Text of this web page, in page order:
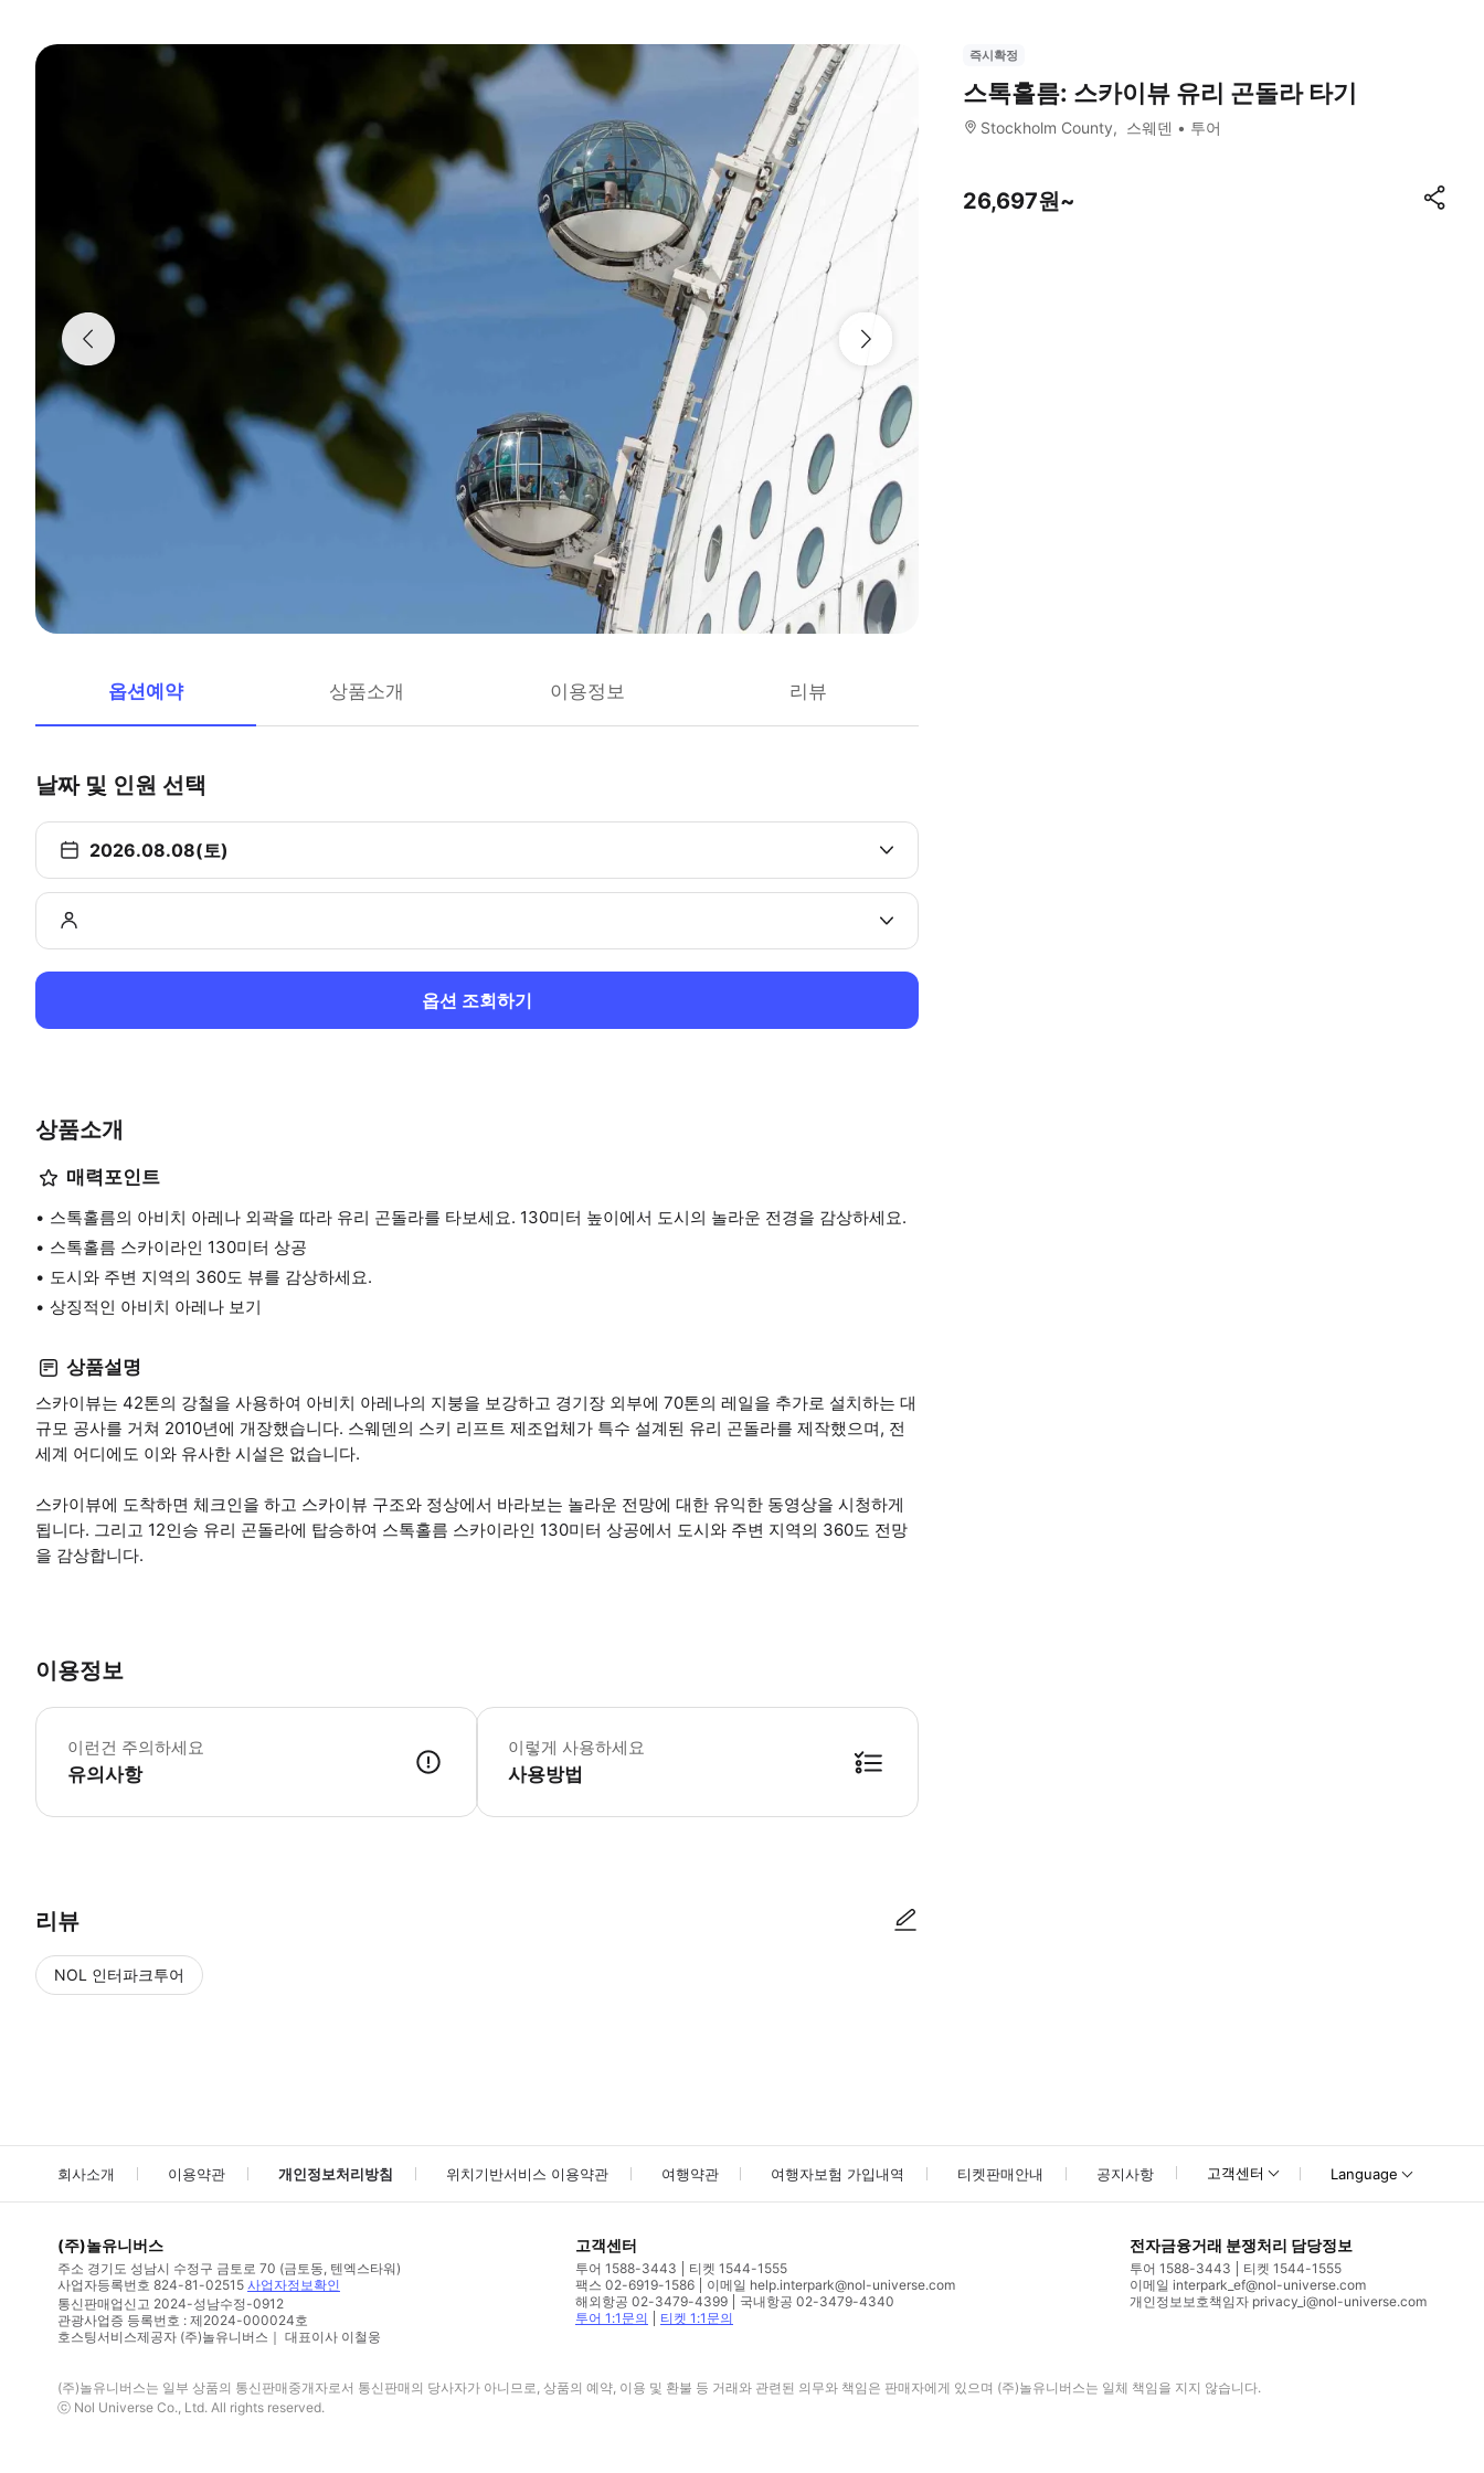
옵션예약 상품소개 이용정보 리뷰
날짜 및 인원 선택
2026.08.08(토)
옵션 조회하기
상품소개
매력포인트
스톡홀름의 아비치 아레나 외곽을 따라 유리 곤돌라를 타보세요. 130미터 높이에서 도시의 놀라운 전경을 감상하세요.
스톡홀름 스카이라인 130미터 상공
도시와 주변 지역의 360도 뷰를 감상하세요.
상징적인 아비치 아레나 보기
상품설명
스카이뷰는 42톤의 강철을 사용하여 아비치 아레나의 지붕을 보강하고 경기장 외부에 70톤의 레일을 추가로 설치하는 대
규모 공사를 거쳐 2010년에 개장했습니다. 스웨덴의 스키 리프트 제조업체가 특수 설계된 유리 곤돌라를 제작했으며, 전
세계 어디에도 이와 유사한 시설은 없습니다.
스카이뷰에 도착하면 체크인을 하고 스카이뷰 구조와 정상에서 바라보는 놀라운 전망에 대한 유익한 동영상을 시청하게
됩니다. 그리고 12인승 유리 곤돌라에 탑승하여 스톡홀름 스카이라인 130미터 상공에서 도시와 주변 지역의 360도 전망
을 감상합니다.
이용정보
이런건 주의하세요
유의사항
선결제 티켓을 가지고 있어도 대기 순서에서 우선 순위를 부여받지 않습니다. 모든 방문객은 카운터에서 체크인하여 바우처를 시간대별 티켓으로 교환해
이렇게 사용하세요
사용방법
리뷰
NOL 인터파크투어
즉시확정
스톡홀름: 스카이뷰 유리 곤돌라 타기
Stockholm County 스웨덴 투어
26,697원~
회사소개 이용약관 개인정보처리방침 위치기반서비스 이용약관 여행약관 여행자보험 가입내역 티켓판매안내 공지사항 고객센터 Language
(주)놀유니버스
주소 경기도 성남시 수정구 금토로 70 (금토동, 텐엑스타워)
사업자등록번호 824-81-02515 사업자정보확인
통신판매업신고 2024-성남수정-0912
관광사업증 등록번호 : 제2024-000024호
호스팅서비스제공자 (주)놀유니버스｜ 대표이사 이철웅
고객센터
투어 1588-3443
티켓 1544-1555
팩스 02-6919-1586
이메일 help.interpark@nol-universe.com
해외항공 02-3479-4399
국내항공 02-3479-4340
투어 1:1문의
티켓 1:1문의
전자금융거래 분쟁처리 담당정보
투어 1588-3443
티켓 1544-1555
이메일 interpark_ef@nol-universe.com
개인정보보호책임자 privacy_i@nol-universe.com
(주)놀유니버스는 일부 상품의 통신판매중개자로서 통신판매의 당사자가 아니므로, 상품의 예약, 이용 및 환불 등 거래와 관련된 의무와 책임은 판매자에게 있으며 (주)놀유니버스는 일체 책임을 지지 않습니다.
ⓒ Nol Universe Co., Ltd. All rights reserved.